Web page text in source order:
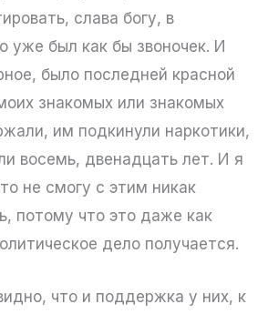
слава богу, в
уже был как бы звоночек. И
было последней красной
знакомых или знакомых
им подкинули наркотики,
восемь, двенадцать лет. И я
не смогу с этим никак
потому что это даже как
дело получается.
что и поддержка у них, к